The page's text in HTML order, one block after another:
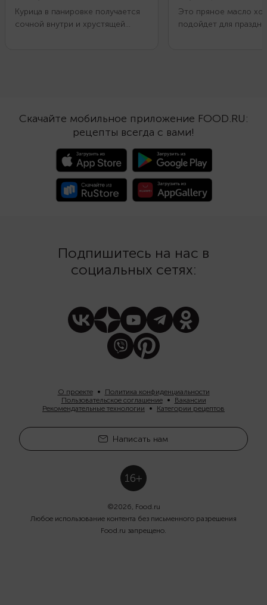
Курица в панировке получается
сочной внутри и хрустящей
пожарить стрипсы на сковороде
или во фритюре. Чем тоньше
кусочки курицы, тем меньше
времени нужно на
приготовление.
Это пряное масло
подойдет для
Горчица, чеснок и
хорошо подчеркнут
начинку и придадут
пикантную изюминку.
Использовать
горчицу, но лучше
несколько видов.
Скачайте мобильное приложение FOOD.RU:
рецепты всегда с вами!
Подпишитесь на нас в
социальных сетях:
О проекте
Политика конфиденциальности
Пользовательское соглашение
Вакансии
Рекомендательные технологии
Категории рецептов
Написать нам
©2026, Food.ru
Любое использование контента без письменного разрешения
Food.ru запрещено.